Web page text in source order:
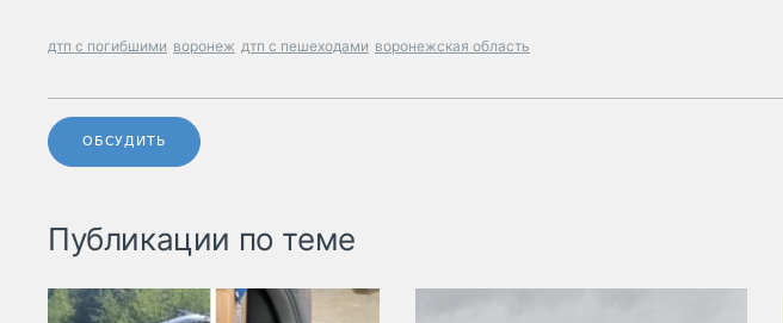
дтп с погибшими воронеж дтп с пешеходами воронежская область
ОБСУДИТЬ
Публикации по теме